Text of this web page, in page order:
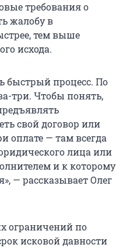
требования о
жалобу в
тем выше
исхода.
быстрый процесс. По
три. Чтобы понять,
свой договор или
оплате — там всегда
лица или
и к которому
— рассказывает Олег
ограничений по
исковой давности